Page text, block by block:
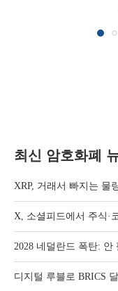
최신 암호화폐
XRP, 거래서 빠지는 물
X, 소셜피드에서 주식·
2028 네덜란드 폭탄: 안
디지털 루블로 BRICS